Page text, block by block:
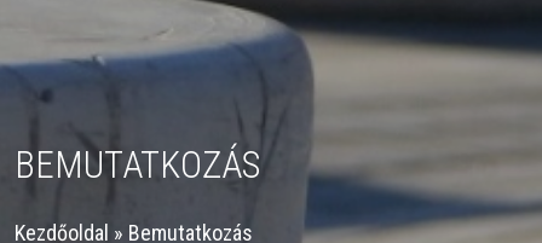
BEMUTATKOZÁS
Kezdőoldal » Bemutatkozás